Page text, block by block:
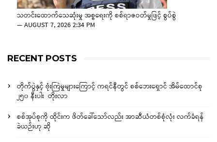
သတင်းထောက်သေဆုံးမှု အစ္စရေးကို စစ်ရာဇဝတ်မှုဖြင့် စွပ်စွဲ
—AUGUST 7, 2026 2:34 PM
RECENT POSTS
တိုက်ပွဲနှင့် ဗုံးကြဲမှုများကြောင့် ကရင်နီတွင် စစ်ဘေးရှောင် အိမ်ထောင်စု
၂၅၀ နီးပါး တိုးလာ
စစ်အုပ်စုကို ထိုင်းက ဖိတ်ခေါ်သော်လည်း အာဆီယံတစ်စုံလုံး လက်ခံရန်
ခဲယဉ်းဟု ဆို